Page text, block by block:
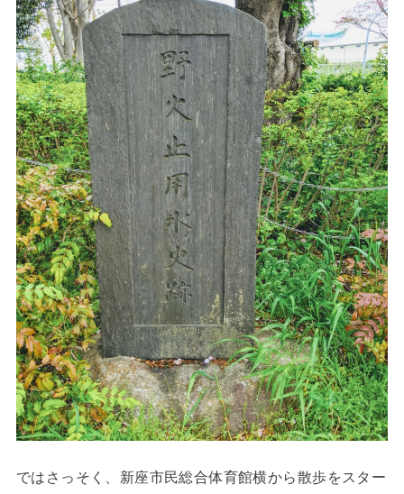
ではさっそく、新座市民総合体育館横から散歩をスター